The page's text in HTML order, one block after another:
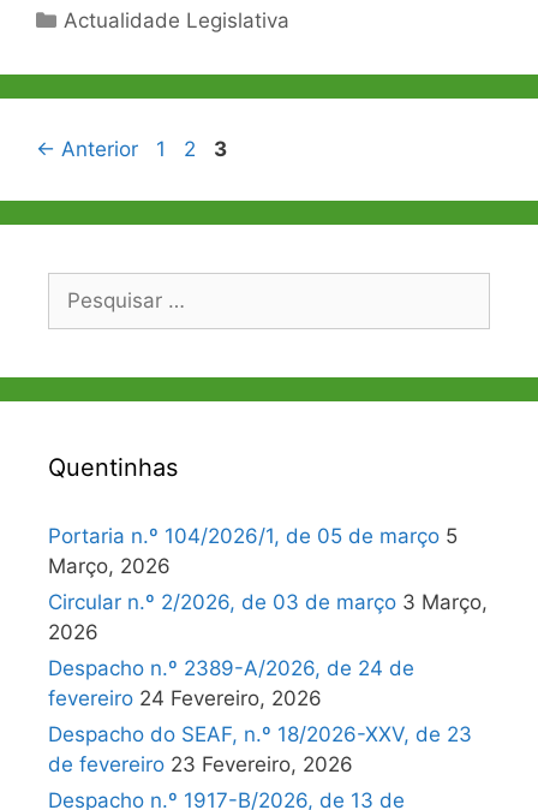
Categorias
Actualidade Legislativa
Navegação
artigos
← Anterior Página
1 Página
2 Página
3
por:
Quentinhas
Portaria n.º 104/2026/1, de 05 de março 5
Março, 2026
Circular n.º 2/2026, de 03 de março 3 Março,
2026
Despacho n.º 2389-A/2026, de 24 de
fevereiro 24 Fevereiro, 2026
Despacho do SEAF, n.º 18/2026-XXV, de 23
de fevereiro 23 Fevereiro, 2026
Despacho n.º 1917-B/2026, de 13 de